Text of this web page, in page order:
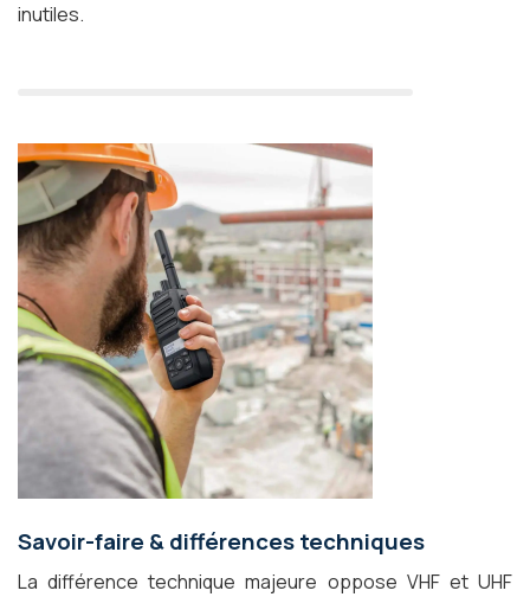
inutiles.
Savoir-faire & différences techniques
La différence technique majeure oppose VHF et UHF